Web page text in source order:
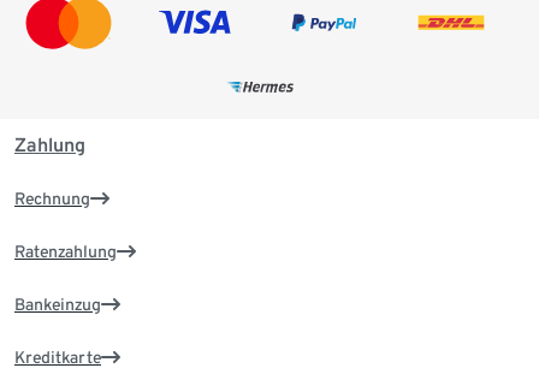
Zahlung
Rechnung
Ratenzahlung
Bankeinzug
Kreditkarte